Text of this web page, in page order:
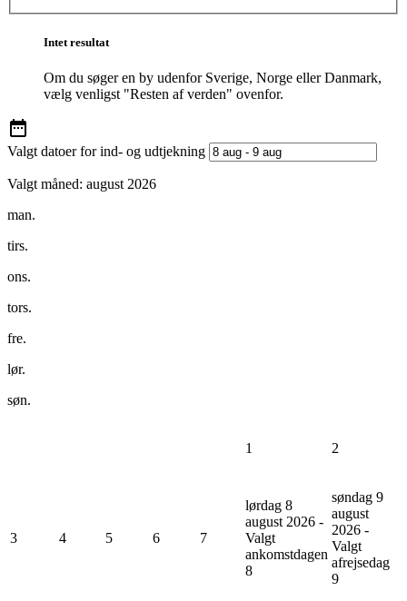
Intet resultat
Om du søger en by udenfor Sverige, Norge eller Danmark,
vælg venligst "Resten af verden" ovenfor.
Valgt datoer for ind- og udtjekning
Valgt måned: august 2026
man.
tirs.
ons.
tors.
fre.
lør.
søn.
1 2
3 4 5 6 7
lørdag 8
august 2026 -
Valgt
ankomstdagen
8
søndag 9
august
2026 -
Valgt
afrejsedag
9